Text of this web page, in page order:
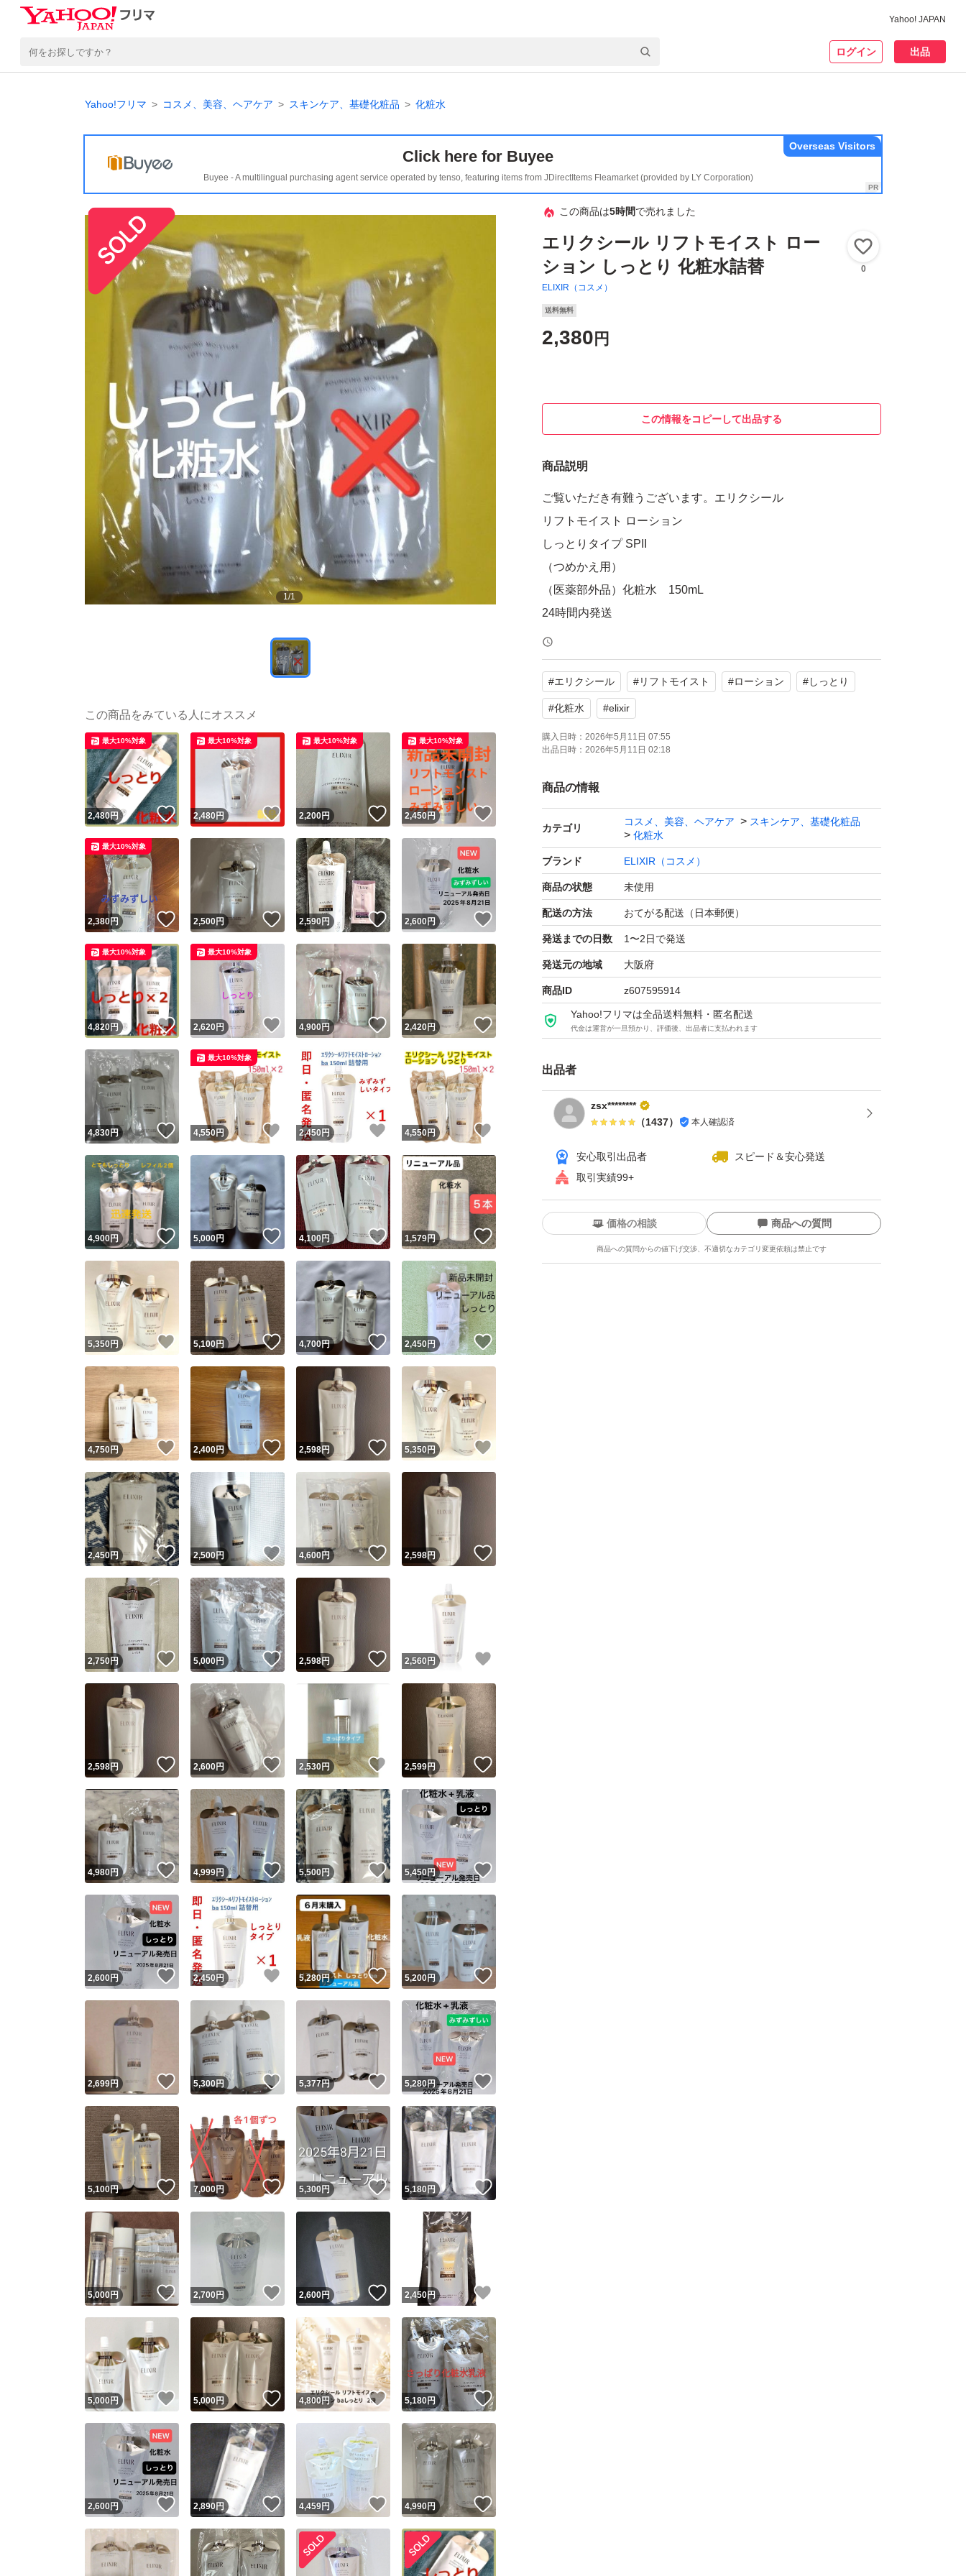
Yahoo! JAPAN
ログイン 出品
Yahoo!フリマ コスメ、美容、ヘアケア スキンケア、基礎化粧品 化粧水
Click here for Buyee
Buyee - A multilingual purchasing agent service operated by tenso, featuring items from JDirectItems Fleamarket (provided by LY Corporation)
Overseas Visitors
1/1
この商品は5時間で売れました
エリクシール リフトモイスト ロー
ション しっとり 化粧水詰替
ELIXIR（コスメ）
0
送料無料
2,380 円
この情報をコピーして出品する
商品説明
ご覧いただき有難うございます。エリクシール
リフトモイスト ローション
しっとりタイプ SPII
（つめかえ用）
（医薬部外品）化粧水 150mL
24時間内発送
#エリクシール #リフトモイスト #ローション #しっとり
#化粧水 #elixir
購入日時： 2026年5月11日 07:55
出品日時： 2026年5月11日 02:18
商品の情報
カテゴリ
コスメ、美容、ヘアケア
スキンケア、基礎化粧品
化粧水
ブランド ELIXIR（コスメ）
商品の状態 未使用
配送の方法 おてがる配送（日本郵便）
発送までの日数 1〜2日で発送
発送元の地域 大阪府
商品ID z607595914
Yahoo!フリマは全品送料無料・匿名配送
代金は運営が一旦預かり、評価後、出品者に支払われます
出品者
zsx********
（1437） 本人確認済
安心取引出品者
スピード＆安心発送
取引実績99+
ユーザーの実績について
Yahoo!フリマが定めた一定の基準を満たしたユーザーにバッジを付与しています
安心取引出品者
安心取引出品者 Yahoo!フリマの基準をクリアした安心・安全なユーザーです
取引実績
取引実績◯+ このユーザーはYahoo!フリマの取引を完了させた実績があります
他フリマ実績◯+ このユーザーは他フリマサービスでの取引実績があります
スピード&安心発送
※このバッジは実績に基づく表示であり、発送を保証しているものではありません
スピード＆安心発送
このユーザーは高頻度で24時間以内＆設定した発送日数内に発送してい
スピード発送 このユーザーは高頻度で24時間以内に発送しています
安心発送 このユーザーは設定した発送日数内に発送しています
価格の相談 商品への質問
商品への質問からの値下げ交渉、不適切なカテゴリ変更依頼は禁止です
この商品の情報をコピーします
商品画像の 無断転載は禁止 されています
コピーは
です
出品ページへ
キャンセル
この商品をみている人にオススメ
2,480円 いいね！
最大10%対象
2,480円 いいね！
最大10%対象
2,200円 いいね！
最大10%対象
2,450円
最大10%対象
2,380円 いいね！
最大10%対象
2,500円 いいね！
2,590円 いいね！
2,600円
4,820円 いいね！
最大10%対象
2,620円 いいね！
最大10%対象
4,900円 いいね！
2,420円
4,830円 いいね！
4,550円 いいね！
最大10%対象
2,450 円 いいね！
4,550円
4,900円 いいね！
5,000円 いいね！
4,100円 いいね！
1,579円 いいね！
5,350円 いいね！
5,100円 いいね！
4,700円 いいね！
2,450円 いいね！
4,750円 いいね！
2,400円 いいね！
2,598円 いいね！
5,350円
2,450円 いいね！
2,500円 いいね！
4,600円 いいね！
2,598円
2,750円 いいね！
5,000円 いいね！
2,598円 いいね！
2,560 円
2,598円 いいね！
2,600円 いいね！
2,530円 いいね！
2,599円
4,980円 いいね！
4,999円 いいね！
5,500円 いいね！
5,450円
2,600円 いいね！
2,450 円 いいね！
5,280円 いいね！
5,200円
2,699円 いいね！
5,300円 いいね！
5,377円 いいね！
5,280円
5,100円 いいね！
7,000円 いいね！
5,300円 いいね！
5,180円
5,000円 いいね！
2,700円 いいね！
2,600円 いいね！
2,450円
5,000円 いいね！
5,000円 いいね！
4,800円 いいね！
5,180円 いいね！
2,600円 いいね！
2,890円 いいね！
4,459円 いいね！
4,990円